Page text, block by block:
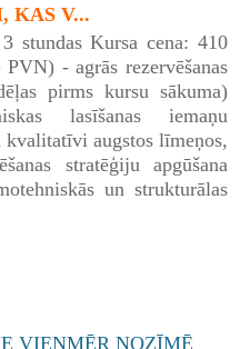
KAS V...
stundas Kursa cena: 410
- agrās rezervēšanas
pirms kursu sākuma)
lasīšanas iemaņu
kvalitatīvi augstos līmeņos,
stratēģiju apgūšana
un strukturālas